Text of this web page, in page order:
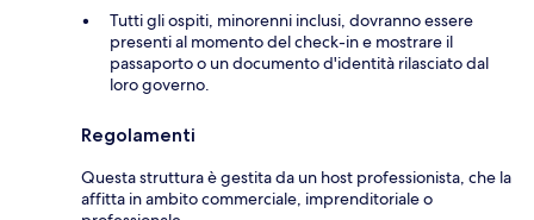
Tutti gli ospiti, minorenni inclusi, dovranno essere
presenti al momento del check-in e mostrare il
passaporto o un documento d'identità rilasciato dal
loro governo.
Regolamenti
Questa struttura è gestita da un host professionista, che la
affitta in ambito commerciale, imprenditoriale o